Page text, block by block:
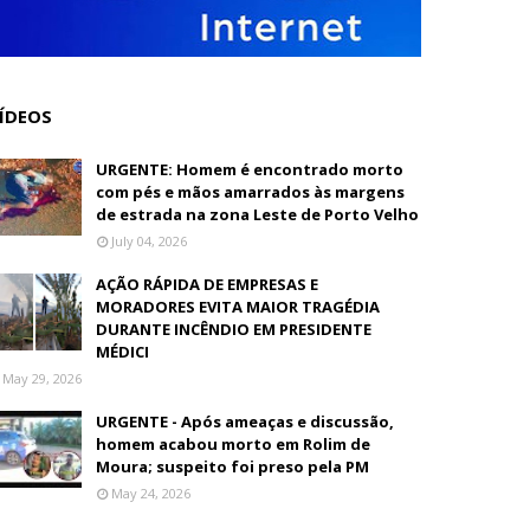
URGENTE: Homem é encontrado morto
com pés e mãos amarrados às margens
de estrada na zona Leste de Porto Velho
July 04, 2026
AÇÃO RÁPIDA DE EMPRESAS E
MORADORES EVITA MAIOR TRAGÉDIA
DURANTE INCÊNDIO EM PRESIDENTE
MÉDICI
May 29, 2026
URGENTE - Após ameaças e discussão,
homem acabou morto em Rolim de
Moura; suspeito foi preso pela PM
May 24, 2026